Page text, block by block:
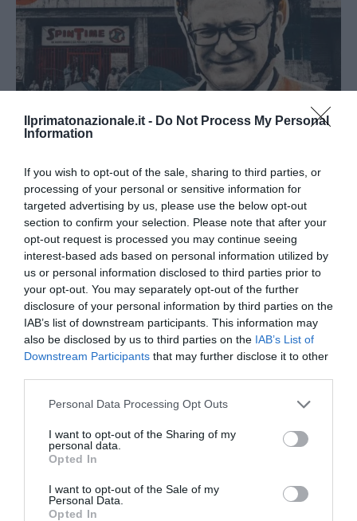
Ilprimatonazionale.it - Do Not Process My Personal
Information
If you wish to opt-out of the sale, sharing to third parties, or
processing of your personal or sensitive information for
targeted advertising by us, please use the below opt-out
section to confirm your selection. Please note that after your
opt-out request is processed you may continue seeing
interest-based ads based on personal information utilized by
us or personal information disclosed to third parties prior to
your opt-out. You may separately opt-out of the further
disclosure of your personal information by third parties on the
IAB’s list of downstream participants. This information may
also be disclosed by us to third parties on the IAB’s List of
Downstream Participants that may further disclose it to other
Please note that this website/app uses one or more Google
not limited to your visit or usage behaviour. You may click to
grant or deny consent to Google and its third-party tags to
use your data for below specified purposes in below Google
consent section.
Personal Data Processing Opt Outs
I want to opt-out of the Sharing of my
personal data.
Opted In
I want to opt-out of the Sale of my
Personal Data.
Opted In
Spin Time, l’antifascismo commensale della Roma
«open to the future»
7 Agosto 2026
Tekne agli americani: il Golden Power è l’ultima trincea
di uno Stato senza politica...